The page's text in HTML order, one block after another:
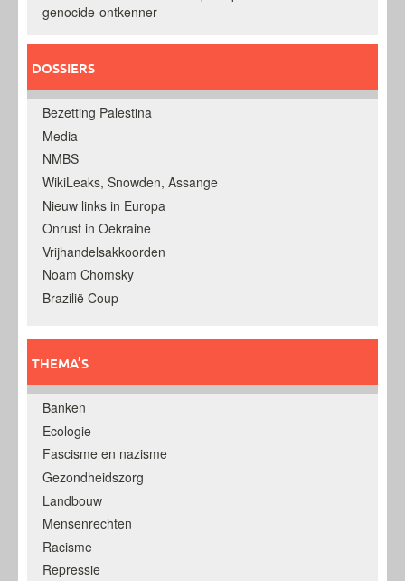
genocide-ontkenner
DOSSIERS
Bezetting Palestina
Media
NMBS
WikiLeaks, Snowden, Assange
Nieuw links in Europa
Onrust in Oekraine
Vrijhandelsakkoorden
Noam Chomsky
Brazilië Coup
THEMA’S
Banken
Ecologie
Fascisme en nazisme
Gezondheidszorg
Landbouw
Mensenrechten
Racisme
Repressie